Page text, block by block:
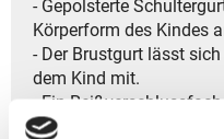
- Gepolsterte
Körperform des Kindes
- Der Brustgurt lässt
dem Kind mit.
- Ein
zusätzlichen Stauraum.